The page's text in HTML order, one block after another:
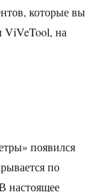
которые вы
ViVeTool, на
появился
по
настоящее